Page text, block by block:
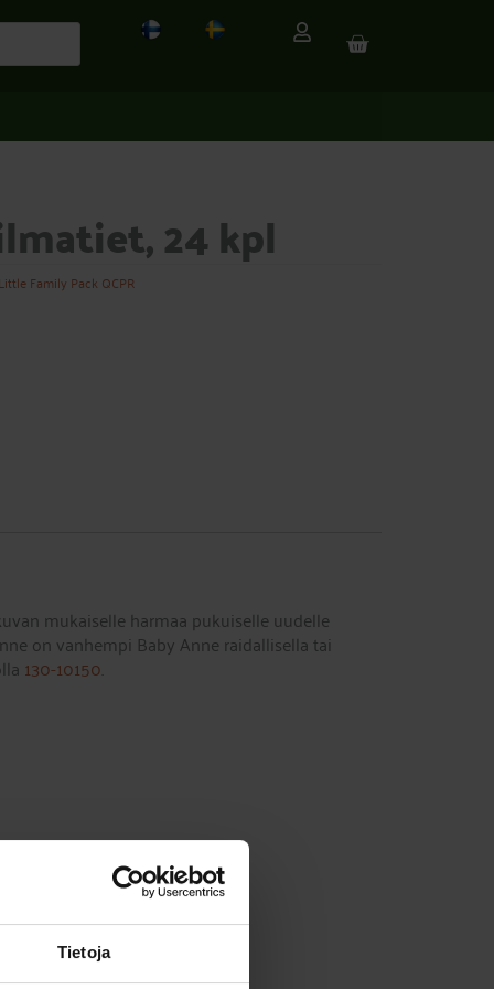
Tietoja
CART
24 kpl
Little Family Pack QCPR
mukaiselle harmaa pukuiselle uudelle
on vanhempi Baby Anne raidallisella tai
130-10150